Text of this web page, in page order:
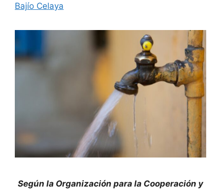
Bajío Celaya
Según la Organización para la Cooperación y